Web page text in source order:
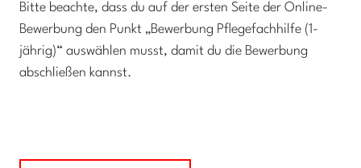
Bitte beachte, dass du auf der ersten Seite der Online-
Bewerbung den Punkt „Bewerbung Pflegefachhilfe (1-
jährig)“ auswählen musst, damit du die Bewerbung
abschließen kannst.